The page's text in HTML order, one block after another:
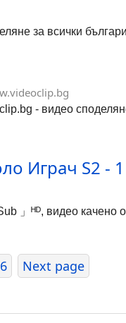
за всички
- видео
Играч S2 -
」ᴴᴰ, видео качено
Next page